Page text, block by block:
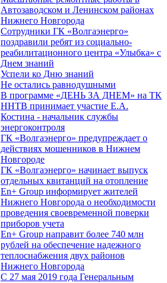
Автозаводском и Ленинском районах
Нижнего Новгорода
Сотрудники ГК «Волгаэнерго»
поздравили ребят из социально-
реабилитационного центра «Улыбка» с
Днем знаний
Успели ко Дню знаний
Не остались равнодушными
В программе «ДЕНЬ ЗА ДНЕМ» на ТК
ННТВ принимает участие Е.А.
Костина - начальник службы
энергоконтроля
ГК «Волгаэнерго» предупреждает о
действиях мошенников в Нижнем
Новгороде
ГК «Волгаэнерго» начинает выпуск
отдельных квитанций на отопление
En+ Group информирует жителей
Нижнего Новгорода о необходимости
проведения своевременной поверки
приборов учета
En+ Group направит более 740 млн
рублей на обеспечение надежного
теплоснабжения двух районов
Нижнего Новгорода
С 27 мая 2019 года Генеральным